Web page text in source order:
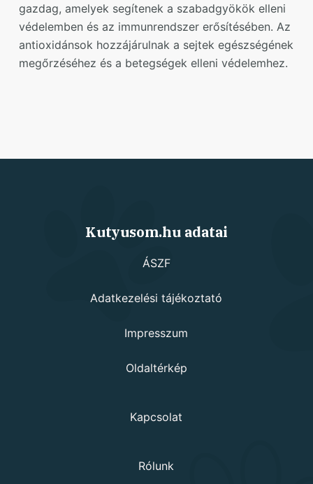
gazdag, amelyek segítenek a szabadgyökök elleni
védelemben és az immunrendszer erősítésében. Az
antioxidánsok hozzájárulnak a sejtek egészségének
megőrzéséhez és a betegségek elleni védelemhez.
Kutyusom.hu adatai
ÁSZF
Adatkezelési tájékoztató
Impresszum
Oldaltérkép
Kapcsolat
Rólunk